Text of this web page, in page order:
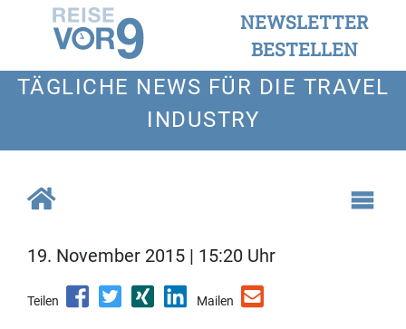
NEWSLETTER
BESTELLEN
TÄGLICHE NEWS FÜR DIE TRAVEL
INDUSTRY
19. November 2015 | 15:20 Uhr
Teilen Mailen